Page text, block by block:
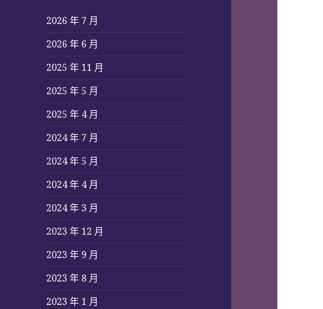
2026 年 7 月
2026 年 6 月
2025 年 11 月
2025 年 5 月
2025 年 4 月
2024 年 7 月
2024 年 5 月
2024 年 4 月
2024 年 3 月
2023 年 12 月
2023 年 9 月
2023 年 8 月
2023 年 1 月